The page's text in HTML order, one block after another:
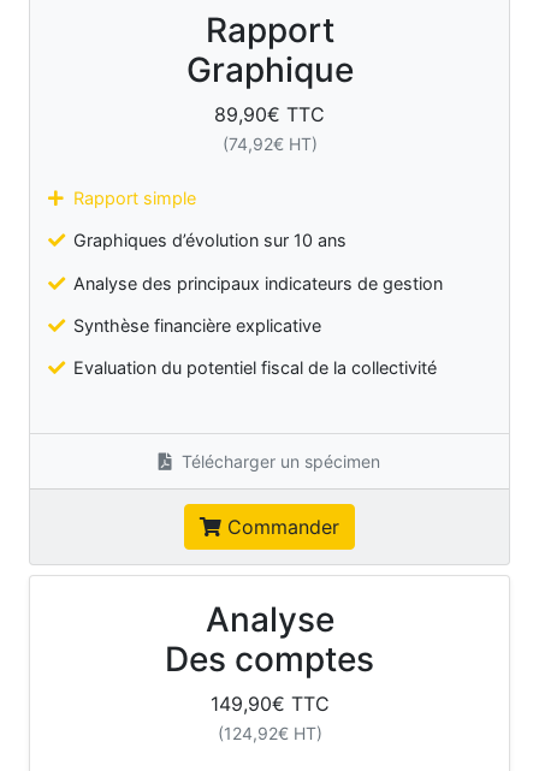
Rapport
Graphique
89,90€ TTC
(74,92€ HT)
Rapport simple
Graphiques d’évolution sur 10 ans
Analyse des principaux indicateurs de gestion
Synthèse financière explicative
Evaluation du potentiel fiscal de la collectivité
Télécharger un spécimen
Commander
Analyse
Des comptes
149,90€ TTC
(124,92€ HT)